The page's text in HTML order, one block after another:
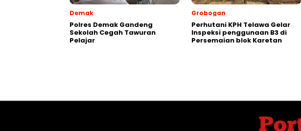
Demak
Polres Demak Gandeng
Sekolah Cegah Tawuran
Pelajar
Grobogan
Perhutani KPH Telawa Gelar
Inspeksi penggunaan B3 di
Persemaian blok Karetan